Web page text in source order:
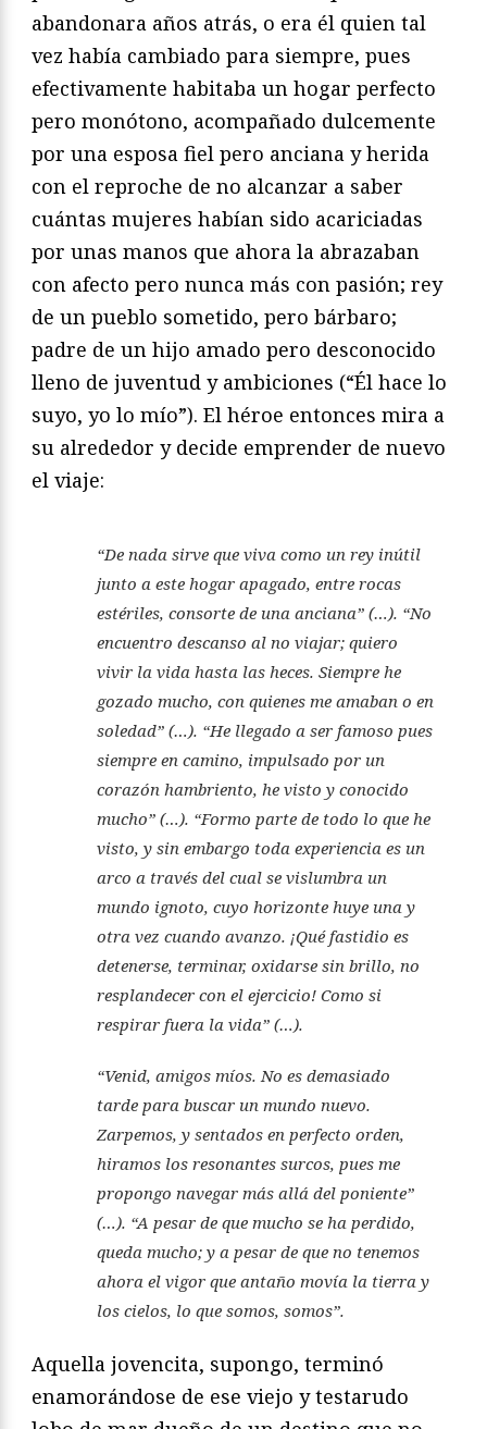
abandonara años atrás, o era él quien tal
vez había cambiado para siempre, pues
efectivamente habitaba un hogar perfecto
pero monótono, acompañado dulcemente
por una esposa fiel pero anciana y herida
con el reproche de no alcanzar a saber
cuántas mujeres habían sido acariciadas
por unas manos que ahora la abrazaban
con afecto pero nunca más con pasión; rey
de un pueblo sometido, pero bárbaro;
padre de un hijo amado pero desconocido
lleno de juventud y ambiciones (“Él hace lo
suyo, yo lo mío”). El héroe entonces mira a
su alrededor y decide emprender de nuevo
el viaje:
“De nada sirve que viva como un rey inútil
junto a este hogar apagado, entre rocas
estériles, consorte de una anciana” (…). “No
encuentro descanso al no viajar; quiero
vivir la vida hasta las heces. Siempre he
gozado mucho, con quienes me amaban o en
soledad” (…). “He llegado a ser famoso pues
siempre en camino, impulsado por un
corazón hambriento, he visto y conocido
mucho” (…). “Formo parte de todo lo que he
visto, y sin embargo toda experiencia es un
arco a través del cual se vislumbra un
mundo ignoto, cuyo horizonte huye una y
otra vez cuando avanzo. ¡Qué fastidio es
detenerse, terminar, oxidarse sin brillo, no
resplandecer con el ejercicio! Como si
respirar fuera la vida” (…).
“Venid, amigos míos. No es demasiado
tarde para buscar un mundo nuevo.
Zarpemos, y sentados en perfecto orden,
hiramos los resonantes surcos, pues me
propongo navegar más allá del poniente”
(…). “A pesar de que mucho se ha perdido,
queda mucho; y a pesar de que no tenemos
ahora el vigor que antaño movía la tierra y
los cielos, lo que somos, somos”.
Aquella jovencita, supongo, terminó
enamorándose de ese viejo y testarudo